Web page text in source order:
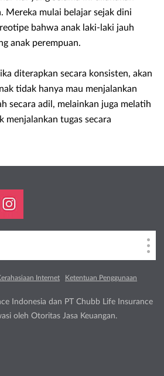
Mereka mulai belajar sejak dini
bahwa anak laki-laki jauh
anak perempuan.
diterapkan secara konsisten, akan
tidak hanya mau menjalankan
secara adil, melainkan juga melatih
menjalankan tugas secara
Internet Ketentuan Penggunaan
Indonesia dan PT Chubb Life Insurance
oleh Otoritas Jasa Keuangan.